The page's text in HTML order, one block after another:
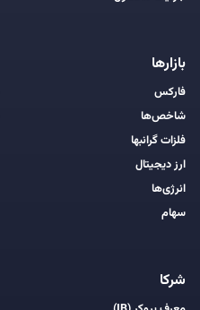
بازارها
فارکس
شاخص‌ها
فلزات گرانبها
ارز دیجیتال
انرژی‌ها
سهام
شرکا